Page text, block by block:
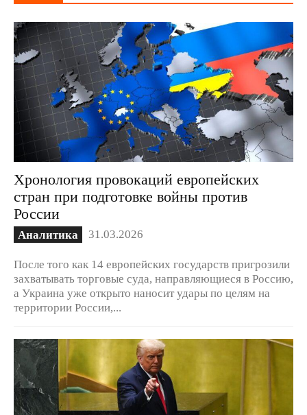
Хронология провокаций европейских
стран при подготовке войны против
России
Аналитика 31.03.2026
После того как 14 европейских государств пригрозили
захватывать торговые суда, направляющиеся в Россию,
а Украина уже открыто наносит удары по целям на
территории России,...